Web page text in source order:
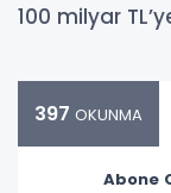
100 milyar
397 OKUNMA
Abone